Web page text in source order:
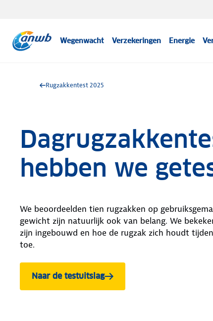
Wegenwacht Verzekeringen Energie
Rugzakkentest 2025
hebben we
We beoordeelden tien rugzakken op
gewicht zijn natuurlijk ook van belang. We
zijn ingebouwd en hoe de rugzak zich houdt
toe.
Naar de testuitslagvan de rugzakkentest